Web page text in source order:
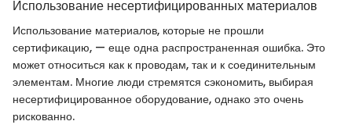
Использование несертифицированных материалов
Использование материалов, которые не прошли
сертификацию, — еще одна распространенная ошибка. Это
может относиться как к проводам, так и к соединительным
элементам. Многие люди стремятся сэкономить, выбирая
несертифицированное оборудование, однако это очень
рискованно.